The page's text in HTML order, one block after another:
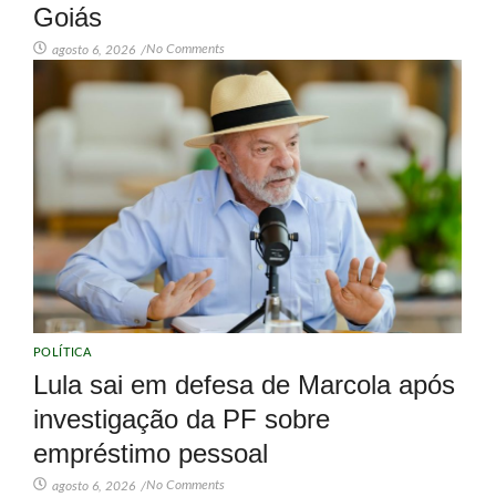
Goiás
agosto 6, 2026 /No Comments
POLÍTICA
Lula sai em defesa de Marcola após
investigação da PF sobre
empréstimo pessoal
agosto 6, 2026 /No Comments